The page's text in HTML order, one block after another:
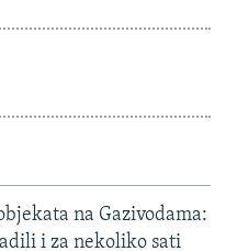
na Gazivodama:
i za nekoliko sati